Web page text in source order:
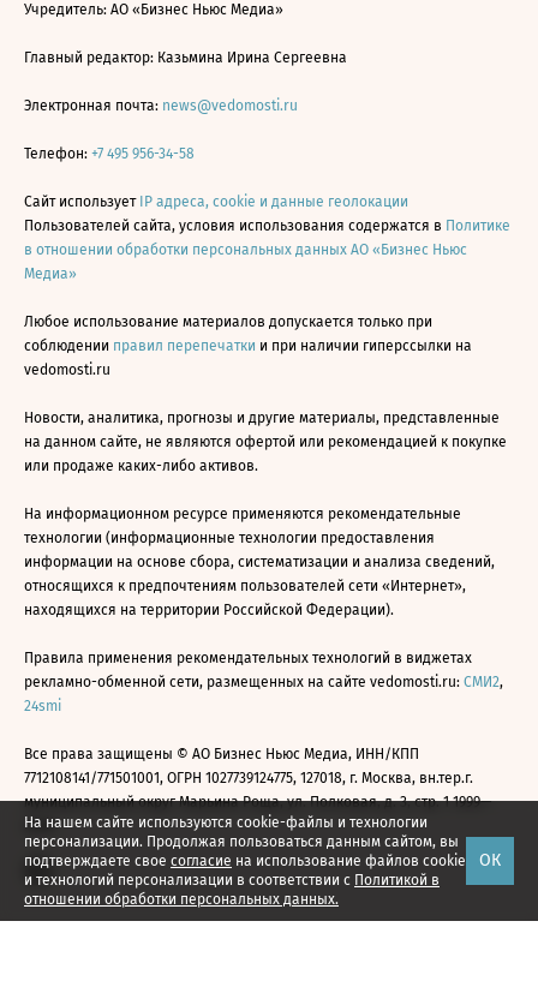
На нашем сайте используются cookie-файлы и технологии
персонализации. Продолжая пользоваться данным сайтом, вы
подтверждаете свое согласие на использование файлов cookie
и технологий персонализации в соответствии с Политикой в
отношении обработки персональных данных.
ОК
Учредитель: АО «Бизнес Ньюс Медиа»
Главный редактор: Казьмина Ирина Сергеевна
Электронная почта: news@vedomosti.ru
Телефон: +7 495 956-34-58
Сайт использует IP адреса, cookie и данные геолокации
Пользователей сайта, условия использования содержатся в Политике
в отношении обработки персональных данных АО «Бизнес Ньюс
Медиа»
Любое использование материалов допускается только при
соблюдении правил перепечатки и при наличии гиперссылки на
vedomosti.ru
Новости, аналитика, прогнозы и другие материалы, представленные
на данном сайте, не являются офертой или рекомендацией к покупке
или продаже каких-либо активов.
На информационном ресурсе применяются рекомендательные
технологии (информационные технологии предоставления
информации на основе сбора, систематизации и анализа сведений,
относящихся к предпочтениям пользователей сети «Интернет»,
находящихся на территории Российской Федерации).
Правила применения рекомендательных технологий в виджетах
рекламно-обменной сети, размещенных на сайте vedomosti.ru: СМИ2,
24smi
Все права защищены © АО Бизнес Ньюс Медиа, ИНН/КПП
7712108141/771501001, ОГРН 1027739124775, 127018, г. Москва, вн.тер.г.
муниципальный округ Марьина Роща, ул. Полковая, д. 3, стр. 1 1999—
2026